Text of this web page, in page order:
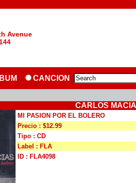
Avenue
CANCION
CARLOS
MI PASION POR EL BOLERO
Precio : $12.99
Tipo : CD
Label : FLA
ID : FLA4098